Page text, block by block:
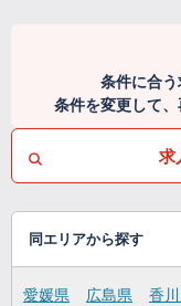
条件に合う
条件を変更して、
求
同エリアから探す
愛媛県 広島県 香